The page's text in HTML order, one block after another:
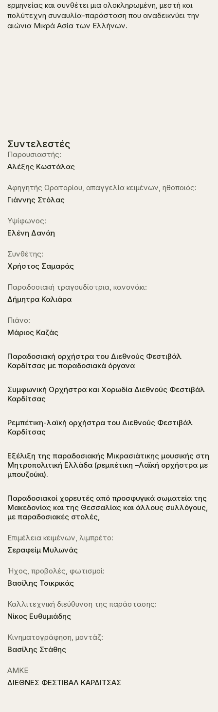
ερμηνείας και συνθέτει μια ολοκληρωμένη, μεστή και
πολύτεχνη συναυλία-παράσταση που αναδεικνύει την
αιώνια Μικρά Ασία των Ελλήνων.
Συντελεστές
Παρουσιαστής:
Αλέξης Κωστάλας
Αφηγητής Ορατορίου, απαγγελία κειμένων, ηθοποιός:
Γιάννης Στόλας
Υψίφωνος:
Ελένη Δανάη
Συνθέτης:
Χρήστος Σαμαράς
Παραδοσιακή τραγουδίστρια, κανονάκι:
Δήμητρα Καλιάρα
Πιάνο:
Μάριος Καζάς
Παραδοσιακή ορχήστρα του Διεθνούς Φεστιβάλ
Καρδίτσας με παραδοσιακά όργανα
Συμφωνική Ορχήστρα και Χορωδία Διεθνούς Φεστιβάλ
Καρδίτσας
Ρεμπέτικη-λαϊκή ορχήστρα του Διεθνούς Φεστιβάλ
Καρδίτσας
Εξέλιξη της παραδοσιακής Μικρασιάτικης μουσικής στη
Μητροπολιτική Ελλάδα (ρεμπέτικη –Λαϊκή ορχήστρα με
μπουζούκι).
Παραδοσιακοί χορευτές από προσφυγικά σωματεία της
Μακεδονίας και της Θεσσαλίας και άλλους συλλόγους,
με παραδοσιακές στολές,
Επιμέλεια κειμένων, λιμπρέτο:
Σεραφείμ Μυλωνάς
Ήχος, προβολές, φωτισμοί:
Βασίλης Τσικρικάς
Καλλιτεχνική διεύθυνση της παράστασης:
Νίκος Ευθυμιάδης
Κινηματογράφηση, μοντάζ:
Βασίλης Στάθης
ΑΜΚΕ
ΔΙΕΘΝΕΣ ΦΕΣΤΙΒΑΛ ΚΑΡΔΙΤΣΑΣ